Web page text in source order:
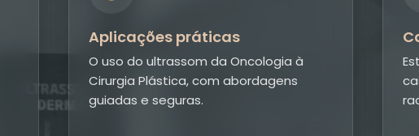
Aplicações práticas
O uso do ultrassom da Oncologia à
Cirurgia Plástica, com abordagens
guiadas e seguras.